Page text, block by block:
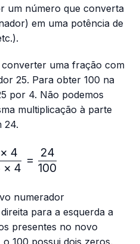
um número que converta
em uma potência de
uma fração com
25. Para obter 100 na
por 4. Não podemos
multiplicação à parte
24.
\frac{6}{25}=\frac{6 ×
× 4
× 4
=
100
24
numerador
para a esquerda a
presentes no novo
100 possui dois zeros,